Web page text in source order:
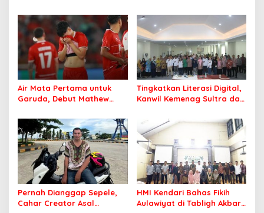
Air Mata Pertama untuk
Garuda, Debut Mathew
Indonesia
Tingkatkan Literasi Digital,
Kanwil Kemenag Sultra dan
Pelatihan AI Ready ASEAN
Pernah Dianggap Sepele,
Cahar Creator Asal
HMI Kendari Bahas Fikih
Aulawiyat di Tabligh Akbar